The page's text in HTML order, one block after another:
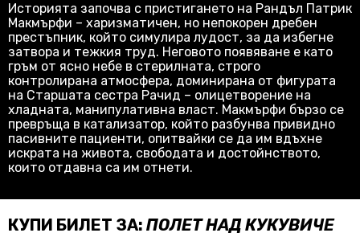
Историята започва с пристигането на Рандъл Патрик
Макмърфи – харизматичен, но непокорен дребен
престъпник, който симулира лудост, за да избегне
затвора и тежкия труд. Неговото появяване е като
гръм от ясно небе в стерилната, строго
контролирана атмосфера, доминирана от фигурата
на Старшата сестра Рачид – олицетворение на
хладната, манипулативна власт. Макмърфи бързо се
превръща в катализатор, който разбунва привидно
пасивните пациенти, опитвайки се да им вдъхне
искрата на живота, свободата и достойнството,
които отдавна са им отнети.
КУПИ БИЛЕТ ЗА: ПОЛЕТ НАД КУКУВИЧЕ